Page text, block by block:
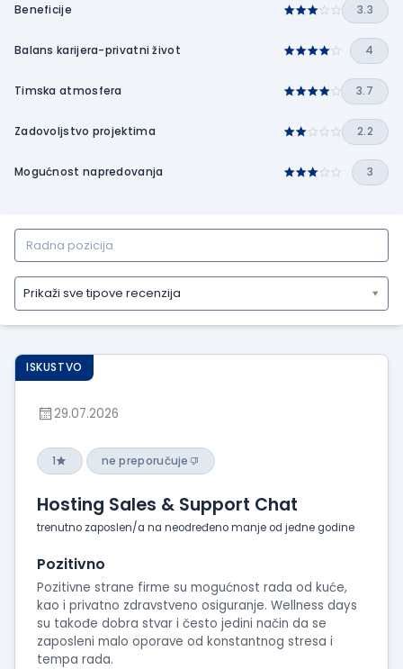
Beneficije 3.3
Balans karijera-privatni život 4
Timska atmosfera 3.7
Zadovoljstvo projektima 2.2
Mogućnost napredovanja 3
Prikaži sve tipove recenzija
Prikaži
sve
tipove
recenzija
iskustva
radu
utiske
ISKUSTVO
29.07.2026
1 ne preporučuje
Hosting Sales & Support Chat
trenutno zaposlen/a na neodređeno manje od jedne godine
Pozitivno
Pozitivne strane firme su mogućnost rada od kuće,
kao i privatno zdravstveno osiguranje. Wellness days
su takođe dobra stvar i često jedini način da se
zaposleni malo oporave od konstantnog stresa i
tempa rada.